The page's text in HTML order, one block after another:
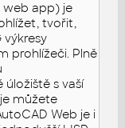
web app) je
tvořit,
prohlížeči. Plně
s vaší
můžete
Web je i